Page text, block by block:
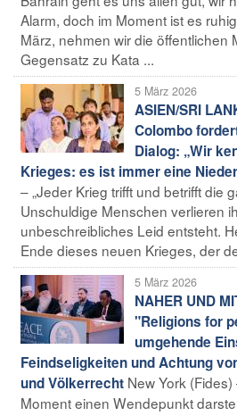
Alarm, doch im Moment ist es
März, nehmen wir die öffentlichen
Gegensatz zu Kata ...
5 März 2026
ASIEN/SRI
Colombo
Dialog: „Wir
Krieges: es ist immer eine
– „Jeder Krieg trifft und betrifft die
Unschuldige Menschen verlieren
unbeschreibliches Leid entsteht.
Ende dieses neuen Krieges, der
5 März 2026
NAHER UND
"Religions for
umgehende
Feindseligkeiten und Achtung
und Völkerrecht New York
Moment einen Wendepunkt